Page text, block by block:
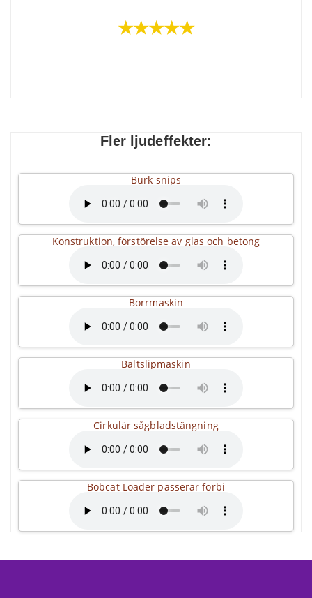
★★★★★
Fler ljudeffekter:
Burk snips
Konstruktion, förstörelse av glas och betong
Borrmaskin
Bältslipmaskin
Cirkulär sågbladstängning
Bobcat Loader passerar förbi